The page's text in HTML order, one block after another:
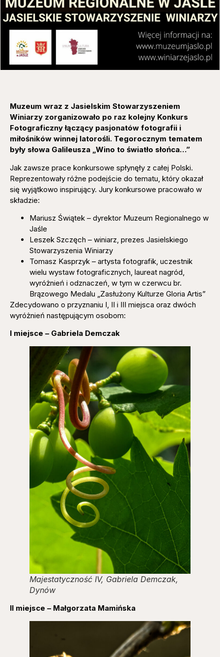
Muzeum wraz z Jasielskim Stowarzyszeniem
Winiarzy zorganizowało po raz kolejny Konkurs
Fotograficzny łączący pasjonatów fotografii i
miłośników winnej latorośli. Tegorocznym tematem
były słowa Galileusza „Wino to światło słońca…”
Jak zawsze prace konkursowe spłynęły z całej Polski.
Reprezentowały różne podejście do tematu, który okazał
się wyjątkowo inspirujący. Jury konkursowe pracowało w
składzie:
Mariusz Świątek – dyrektor Muzeum Regionalnego w
Jaśle
Leszek Szczęch – winiarz, prezes Jasielskiego
Stowarzyszenia Winiarzy
Tomasz Kasprzyk – artysta fotografik, uczestnik
wielu wystaw fotograficznych, laureat nagród,
wyróżnień i odznaczeń, w tym w czerwcu br.
Brązowego Medalu „Zasłużony Kulturze Gloria Artis”
Zdecydowano o przyznaniu I, II i III miejsca oraz dwóch
wyróżnień następującym osobom:
I miejsce – Gabriela Demczak
Majestatyczność IV, Gabriela Demczak,
Dynów
II miejsce – Małgorzata Mamińska